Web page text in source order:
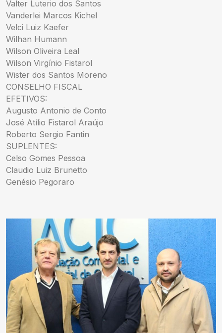
Valter Luterio dos Santos
Vanderlei Marcos Kichel
Velci Luiz Kaefer
Wilhan Humann
Wilson Oliveira Leal
Wilson Virgínio Fistarol
Wister dos Santos Moreno
CONSELHO FISCAL
EFETIVOS:
Augusto Antonio de Conto
José Atílio Fistarol Araújo
Roberto Sergio Fantin
SUPLENTES:
Celso Gomes Pessoa
Claudio Luiz Brunetto
Genésio Pegoraro